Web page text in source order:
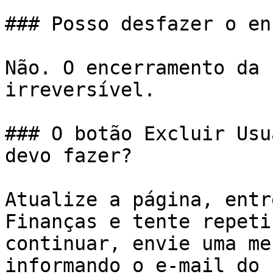
### Posso desfazer o
Não. O encerramento da
irreversível.
### O botão Excluir
devo fazer?
Atualize a página,
Finanças e tente
continuar, envie uma
informando o e-mail